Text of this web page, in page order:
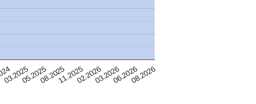
03.202505.202508.202511.202502.202603.202606.202608.2026